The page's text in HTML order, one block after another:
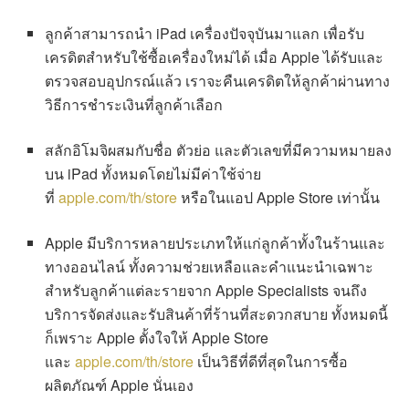
ลูกค้าสามารถนำ iPad เครื่องปัจจุบันมาแลก เพื่อรับ
เครดิตสำหรับใช้ซื้อเครื่องใหม่ได้ เมื่อ Apple ได้รับและ
ตรวจสอบอุปกรณ์แล้ว เราจะคืนเครดิตให้ลูกค้าผ่านทาง
วิธีการชำระเงินที่ลูกค้าเลือก
สลักอิโมจิผสมกับชื่อ ตัวย่อ และตัวเลขที่มีความหมายลง
บน iPad ทั้งหมดโดยไม่มีค่าใช้จ่าย
ที่apple.com/th/storeหรือในแอป Apple Store เท่านั้น
Apple มีบริการหลายประเภทให้แก่ลูกค้าทั้งในร้านและ
ทางออนไลน์ ทั้งความช่วยเหลือและคำแนะนำเฉพาะ
สำหรับลูกค้าแต่ละรายจาก Apple Specialists จนถึง
บริการจัดส่งและรับสินค้าที่ร้านที่สะดวกสบาย ทั้งหมดนี้
ก็เพราะ Apple ตั้งใจให้ Apple Store
และapple.com/th/store เป็นวิธีที่ดีที่สุดในการซื้อ
ผลิตภัณฑ์ Apple นั่นเอง